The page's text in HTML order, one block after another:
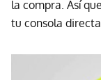
la compra. Así
tu consola